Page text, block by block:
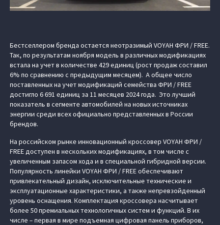
Бестселлером бренда остается неотразимый VOYAH ФРИ / FREE.
Так, по результатам ноября модель в различных модификациях
встала на учет в количестве 429 единиц (рост продаж составил
6% по сравнению с предыдущим месяцем). А общее число
поставленных на учет модификаций семейства ФРИ / FREE
достигло 6 691 единиц за 11 месяцев 2024 года. Это лучший
показатель в сегменте автомобилей на новых источниках
энергии среди всех официально представленных в России
брендов.
На российском рынке инновационный кроссовер VOYAH ФРИ /
FREE доступен в нескольких модификациях, в том числе с
увеличенным запасом хода и в специальной гибридной версии.
Популярность линейки VOYAH ФРИ / FREE обеспечивают
привлекательный дизайн, исключительные технические и
эксплуатационные характеристики, а также непревзойденный
уровень оснащения. Комплектация кроссовера насчитывает
более 50 премиальных технологичных систем и функций. В их
числе – первая в мире подъемная цифровая панель приборов,